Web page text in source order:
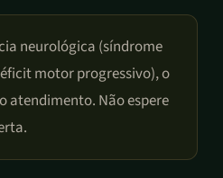
neurológica (síndrome
motor progressivo), o
atendimento. Não espere